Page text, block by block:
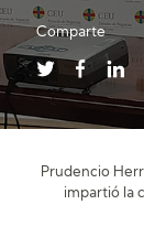
Comparte
Prudencio
impartió la